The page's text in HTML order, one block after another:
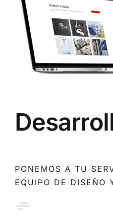
PONEMOS A TU
EQUIPO DE DISEÑO